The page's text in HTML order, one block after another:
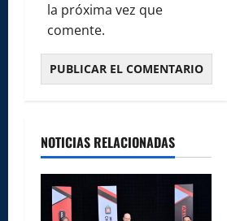
la próxima vez que
comente.
NOTICIAS RELACIONADAS